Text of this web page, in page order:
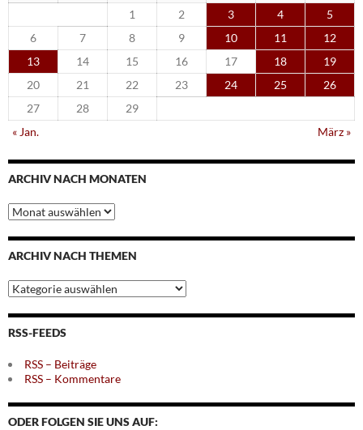
1
2 3 4
5
6
7 8 9 10 11
12
13
14 15 16 17 18
19
20
21 22 23 24 25
26
27
28
29
« Jan.
März »
ARCHIV NACH MONATEN
Archiv
nach
Monaten
ARCHIV NACH THEMEN
Archiv
nach
Themen
RSS-FEEDS
RSS – Beiträge
RSS – Kommentare
ODER FOLGEN SIE UNS AUF: